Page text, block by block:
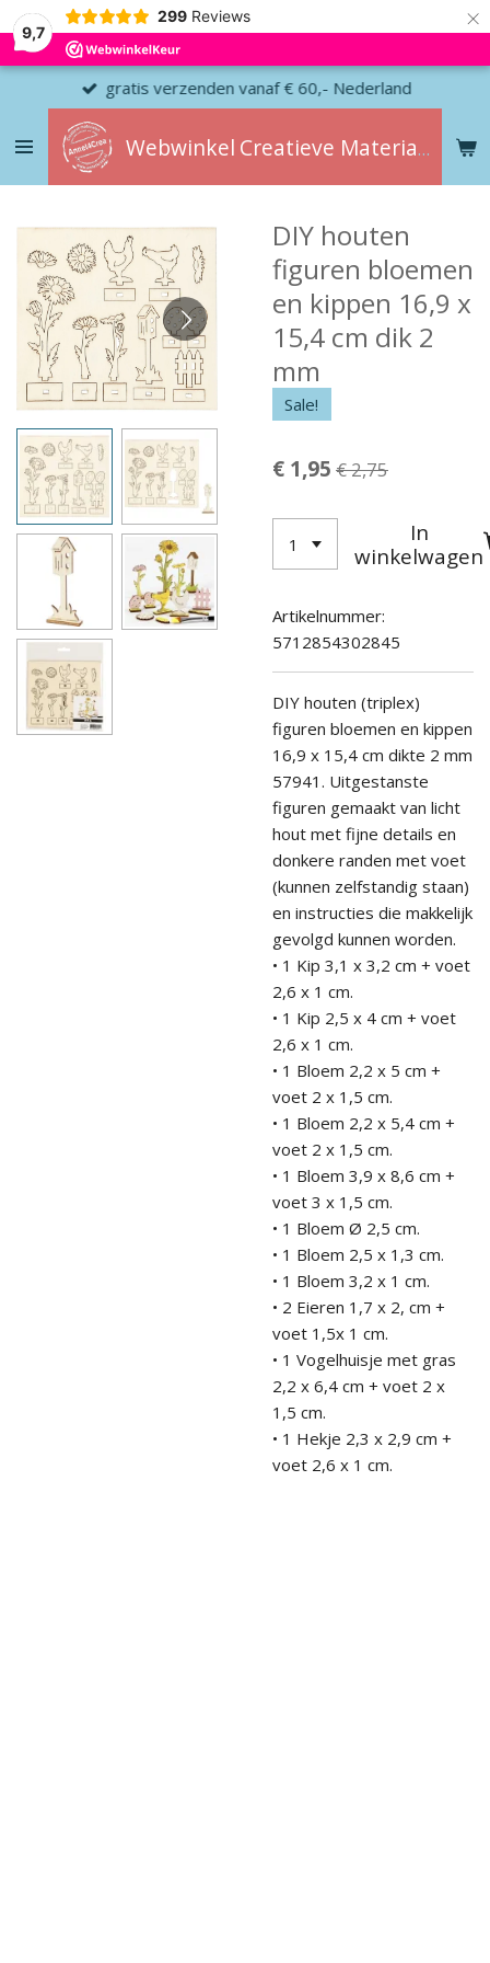
9,7
299 Reviews ×
Webwinkel Creatieve Materialen
gratis verzenden vanaf € 60,- Nederland
DIY houten
figuren bloemen
en kippen 16,9 x
15,4 cm dik 2
mm
Sale!
€ 1,95 € 2,75
In
winkelwagen
Artikelnummer:
5712854302845
DIY houten (triplex)
figuren bloemen en kippen
16,9 x 15,4 cm dikte 2 mm
57941 . Uitgestanste
figuren gemaakt van licht
hout met fijne details en
donkere randen met voet
(kunnen zelfstandig staan)
en instructies die makkelijk
gevolgd kunnen worden.
• 1 Kip 3,1 x 3,2 cm + voet
2,6 x 1 cm.
• 1 Kip 2,5 x 4 cm + voet
2,6 x 1 cm.
• 1 Bloem 2,2 x 5 cm +
voet 2 x 1,5 cm.
• 1 Bloem 2,2 x 5,4 cm +
voet 2 x 1,5 cm.
• 1 Bloem 3,9 x 8,6 cm +
voet 3 x 1,5 cm.
• 1 Bloem Ø 2,5 cm.
• 1 Bloem 2,5 x 1,3 cm.
• 1 Bloem 3,2 x 1 cm.
• 2 Eieren 1,7 x 2, cm +
voet 1,5x 1 cm.
• 1 Vogelhuisje met gras
2,2 x 6,4 cm + voet 2 x
1,5 cm.
• 1 Hekje 2,3 x 2,9 cm +
voet 2,6 x 1 cm.